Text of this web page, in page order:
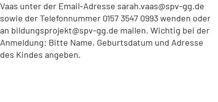
Vaas unter der Email-Adresse sarah.vaas spv-gg de
sowie der Telefonnummer 0157 3547 0993 wenden oder
an bildungsprojekt spv-gg de mailen. Wichtig bei der
Anmeldung: Bitte Name, Geburtsdatum und Adresse
des Kindes angeben.